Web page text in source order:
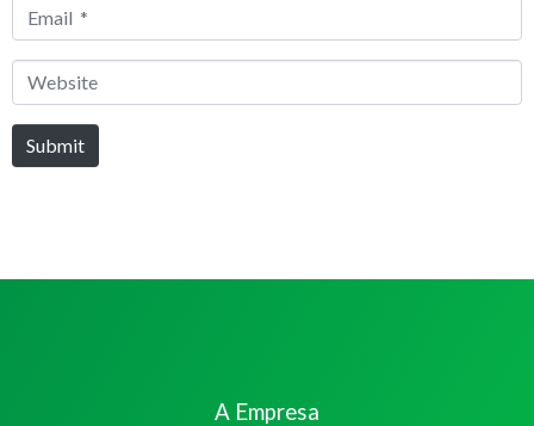
Email
Website
Submit
A Empresa